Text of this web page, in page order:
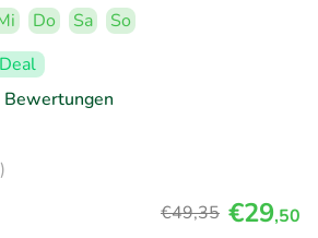
Do Sa
So
Bewertungen
€49,35 €29,50